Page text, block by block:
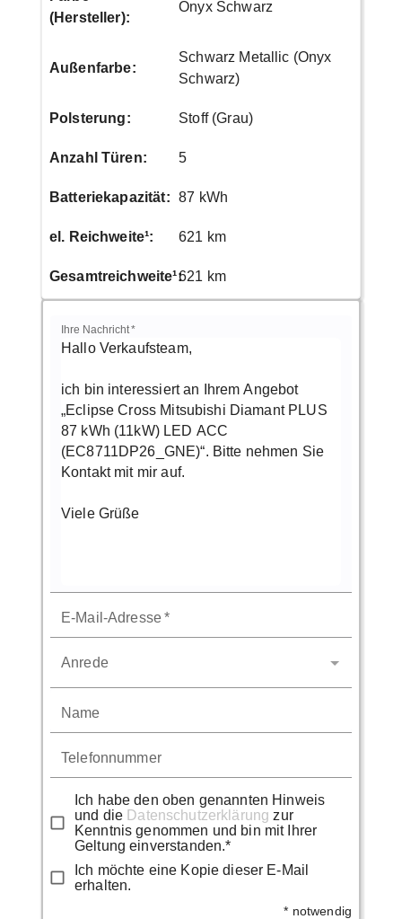
(Hersteller):
Onyx Schwarz
Außenfarbe:
Schwarz Metallic (Onyx
Schwarz)
Polsterung: Stoff (Grau)
Anzahl Türen: 5
Batteriekapazität: 87 kWh
el. Reichweite¹: 621 km
Gesamtreichweite¹:621 km
Ihre Nachricht*
E-Mail-Adresse*
Anrede
Name
Telefonnummer
Ich habe den oben genannten Hinweis
und die Datenschutzerklärung zur
Kenntnis genommen und bin mit Ihrer
Geltung einverstanden.*
Ich möchte eine Kopie dieser E-Mail
erhalten.
* notwendig